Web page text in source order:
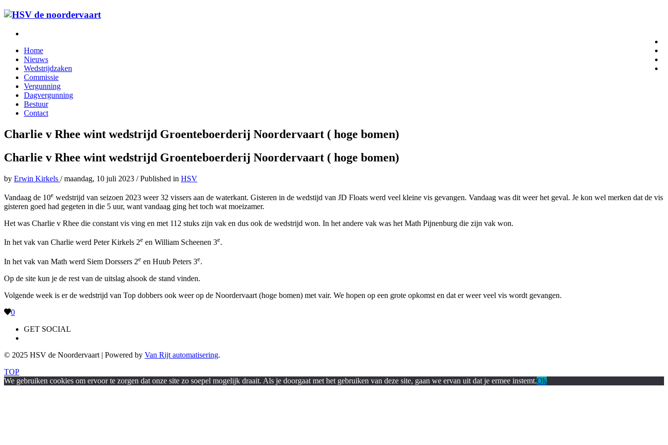
Home
Nieuws
Wedstrijdzaken
Commissie
Vergunning
Dagvergunning
Bestuur
Contact
Charlie v Rhee wint wedstrijd Groenteboerderij Noordervaart ( hoge bomen)
Charlie v Rhee wint wedstrijd Groenteboerderij Noordervaart ( hoge bomen)
by Erwin Kirkels /maandag, 10 juli 2023 /Published in HSV
Vandaag de 10e wedstrijd van seizoen 2023 weer 32 vissers aan de waterkant. Gisteren in de wedstijd van JD Floats werd veel kleine vis gevangen. Vandaag was dit weer het geval. Je kon wel merken dat de vis
gisteren goed had gegeten in die 5 uur, want vandaag ging het toch wat moeizamer.
Het was Charlie v Rhee die constant vis ving en met 112 stuks zijn vak en dus ook de wedstrijd won. In het andere vak was het Math Pijnenburg die zijn vak won.
In het vak van Charlie werd Peter Kirkels 2e en William Scheenen 3e.
In het vak van Math werd Siem Dorssers 2e en Huub Peters 3e.
Op de site kun je de rest van de uitslag alsook de stand vinden.
Volgende week is er de wedstrijd van Top dobbers ook weer op de Noordervaart (hoge bomen) met vair. We hopen op een grote opkomst en dat er weer veel vis wordt gevangen.
0
GET SOCIAL
© 2025 HSV de Noordervaart | Powered by Van Rijt automatisering.
TOP
We gebruiken cookies om ervoor te zorgen dat onze site zo soepel mogelijk draait. Als je doorgaat met het gebruiken van deze site, gaan we ervan uit dat je ermee instemt.Ok